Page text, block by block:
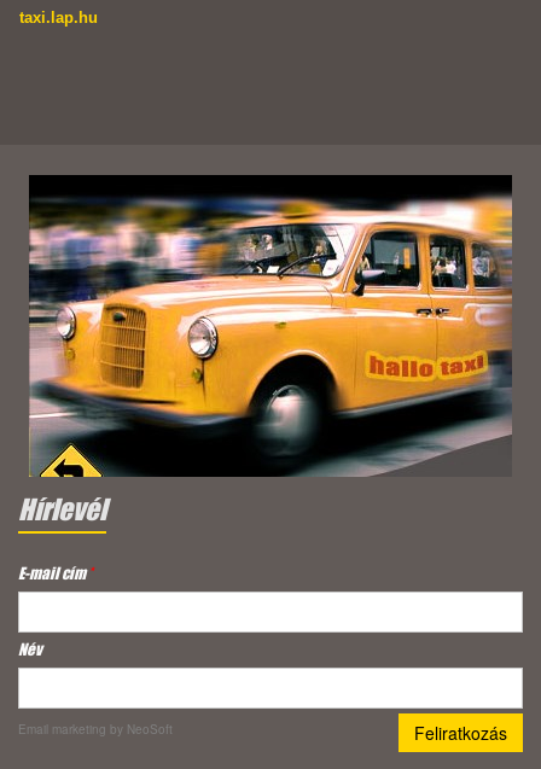
taxi.lap.hu
Hírlevél
E-mail cím*
Név
Email marketing by NeoSoft